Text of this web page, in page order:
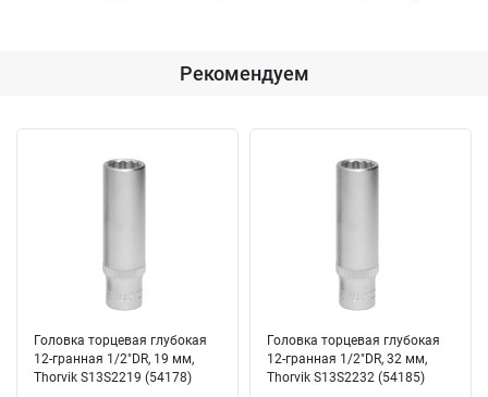
Рекомендуем
Головка торцевая глубокая
12-гранная 1/2"DR, 19 мм,
Thorvik S13S2219 (54178)
Головка торцевая глубокая
12-гранная 1/2"DR, 32 мм,
Thorvik S13S2232 (54185)